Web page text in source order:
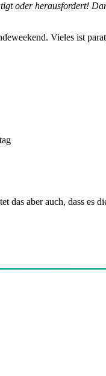
oder herausfordert!
Vieles ist
das aber auch, dass